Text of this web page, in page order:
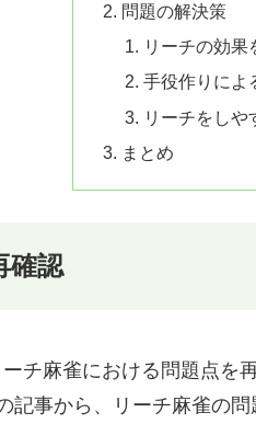
問題の解決策
リーチの効果
手役作りによ
リーチをしや
まとめ
確認
チ麻雀における問題点を
記事から、リーチ麻雀の